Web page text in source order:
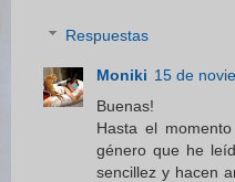
Respuestas
Moniki 15 de
Buenas!
Hasta el
género que he
sencillez y hacen